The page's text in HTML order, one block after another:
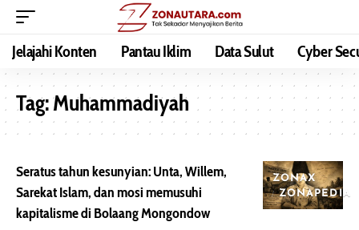
Jelajahi Konten Pantau Iklim Data Sulut Cyber
Tag:Muhammadiyah
ZONAX
ZONAPEDIA
Seratus tahun kesunyian: Unta, Willem,
Sarekat Islam, dan mosi memusuhi
kapitalisme di Bolaang Mongondow